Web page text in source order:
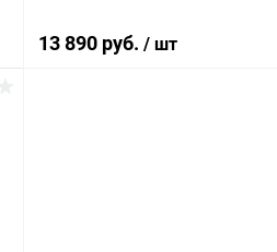
13 890 руб. / шт